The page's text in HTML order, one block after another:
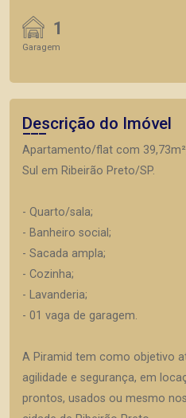
1
Garagem
Descrição do Imóvel
Apartamento/flat com
Sul em Ribeirão Preto/SP.
- Quarto/sala;
- Banheiro social;
- Sacada ampla;
- Cozinha;
- Lavanderia;
- 01 vaga de garagem.
A Piramid tem como objetivo
agilidade e segurança, em
prontos, usados ou mesmo